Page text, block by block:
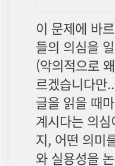
이 문제에 바
들의 의심을
(악의적으로
르겠습니다만
글을 읽을 때
계시다는 의
지, 어떤 의미
와 실용성을